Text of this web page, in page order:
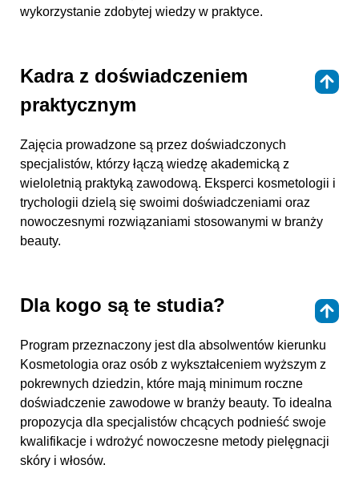
wykorzystanie zdobytej wiedzy w praktyce.
Kadra z doświadczeniem
praktycznym
Zajęcia prowadzone są przez doświadczonych
specjalistów, którzy łączą wiedzę akademicką z
wieloletnią praktyką zawodową. Eksperci kosmetologii i
trychologii dzielą się swoimi doświadczeniami oraz
nowoczesnymi rozwiązaniami stosowanymi w branży
beauty.
Dla kogo są te studia?
Program przeznaczony jest dla absolwentów kierunku
Kosmetologia oraz osób z wykształceniem wyższym z
pokrewnych dziedzin, które mają minimum roczne
doświadczenie zawodowe w branży beauty. To idealna
propozycja dla specjalistów chcących podnieść swoje
kwalifikacje i wdrożyć nowoczesne metody pielęgnacji
skóry i włosów.